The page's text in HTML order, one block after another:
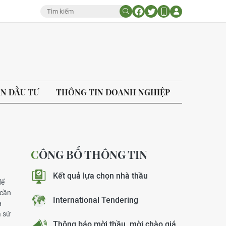
ĐẦU TƯ THÔNG TIN DOANH NGHIỆP
sứ
CÔNG BỐ THÔNG TIN
Kết quả lựa chọn nhà thầu
International Tendering